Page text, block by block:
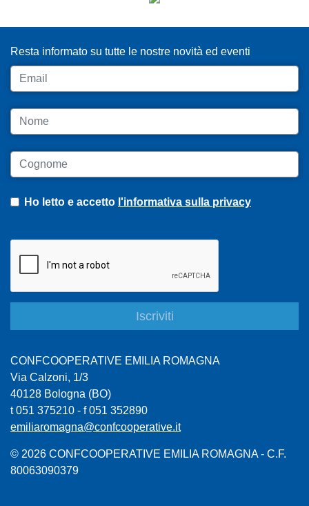
Resta informato su tutte le nostre novità ed eventi
Email
Nome
Cognome
Ho letto e accetto l'informativa sulla privacy
CONFCOOPERATIVE EMILIA ROMAGNA
Via Calzoni, 1/3
40128 Bologna (BO)
t 051 375210 - f 051 352890
emiliaromagna@confcooperative.it
© 2026 CONFCOOPERATIVE EMILIA ROMAGNA - C.F.
80063090379